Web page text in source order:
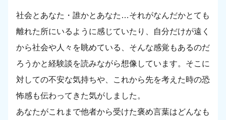
社会とあなた・誰かとあなた…それがなんだかとても
離れた所にいるように感じていたり、自分だけが遠く
から社会や人々を眺めている、そんな感覚もあるのだ
ろうかと経験談を読みながら想像しています。そこに
対しての不安な気持ちや、これから先を考えた時の恐
怖感も伝わってきた気がしました。
あなたがこれまで他者から受けた褒め言葉はどんなも